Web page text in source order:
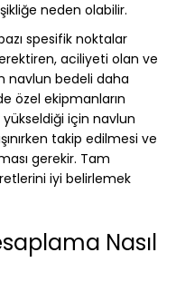
neden olabilir.
spesifik noktalar
aciliyeti olan ve
navlun bedeli daha
özel ekipmanların
için navlun
takip edilmesi ve
gerekir. Tam
iyi belirlemek
Nasıl